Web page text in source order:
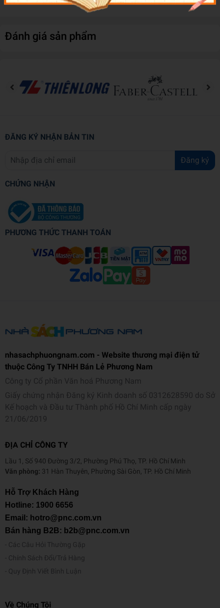
Đánh giá sản phẩm
ĐĂNG KÝ NHẬN BẢN TIN
Đăng ký
CHỨNG NHẬN
PHƯƠNG THỨC THANH TOÁN
nhasachphuongnam.com - Website thương mại điện tử
thuộc Công Ty TNHH Bán Lẻ Phương Nam
Công ty Cổ phần Văn hoá Phương Nam
Giấy chứng nhận Đăng ký Kinh doanh số 0312628590 do Sở
Kế hoạch và Đầu tư Thành phố Hồ Chí Minh cấp ngày
21/06/2019
ĐỊA CHỈ CÔNG TY
Lầu 1, Số 940 Đường 3/2, Phường Phú Thọ, TP. Hồ Chí Minh
Văn phòng: 31 Hàn Thuyên, Phường Sài Gòn, TP. Hồ Chí Minh
Hỗ Trợ Khách Hàng
Hotline: 1900 6656
Email: hotro@pnc.com.vn
Bán hàng B2B: b2b@pnc.com.vn
Các Câu Hỏi Thường Gặp
Chính Sách Đổi/Trả Hàng
Quy Định Viết Bình Luận
Về Chúng Tôi